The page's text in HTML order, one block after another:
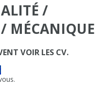
/
MÉCANIQUE
VOIR LES CV.